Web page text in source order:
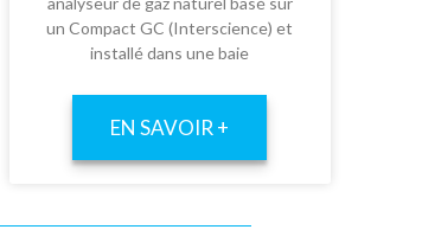
un Compact GC (Interscience) et
installé dans une baie
EN SAVOIR +